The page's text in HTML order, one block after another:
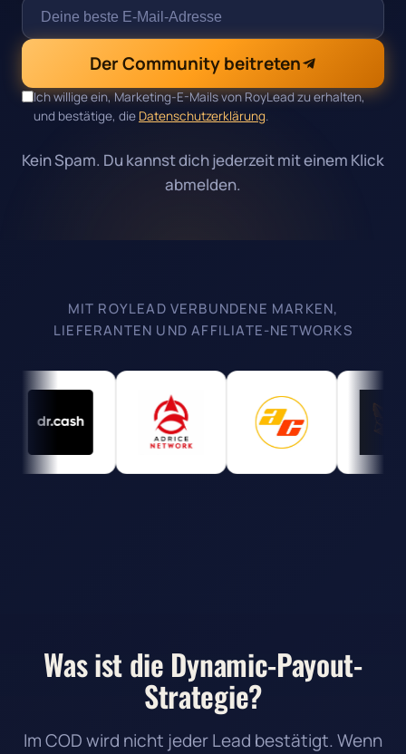
Der Community beitreten
Ich willige ein, Marketing-E-Mails von RoyLead zu erhalten,
und bestätige, die Datenschutzerklärung.
Kein Spam. Du kannst dich jederzeit mit einem Klick
abmelden.
MIT ROYLEAD VERBUNDENE MARKEN,
LIEFERANTEN UND AFFILIATE-NETWORKS
Was ist die Dynamic-Payout-
Strategie?
Im COD wird nicht jeder Lead bestätigt. Wenn